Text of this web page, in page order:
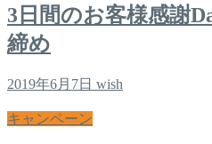
3日間のお客様感謝
締め
2019年6月7日 wish
キャンペーン